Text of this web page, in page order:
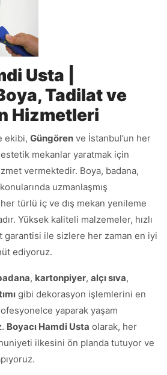
Usta |
Tadilat ve
Hizmetleri
ekibi, Güngören ve İstanbul’un her
estetik mekanlar yaratmak için
vermektedir. Boya, badana,
uzmanlaşmış
türlü iç ve dış mekan yenileme
Yüksek kaliteli malzemeler, hızlı
garantisi ile sizlere her zaman en iyi
ediyoruz.
, kartonpiyer, alçı sıva,
gibi dekorasyon işlemlerini en
yaparak yaşam
Boyacı Hamdi Usta olarak, her
ilkesini ön planda tutuyor ve